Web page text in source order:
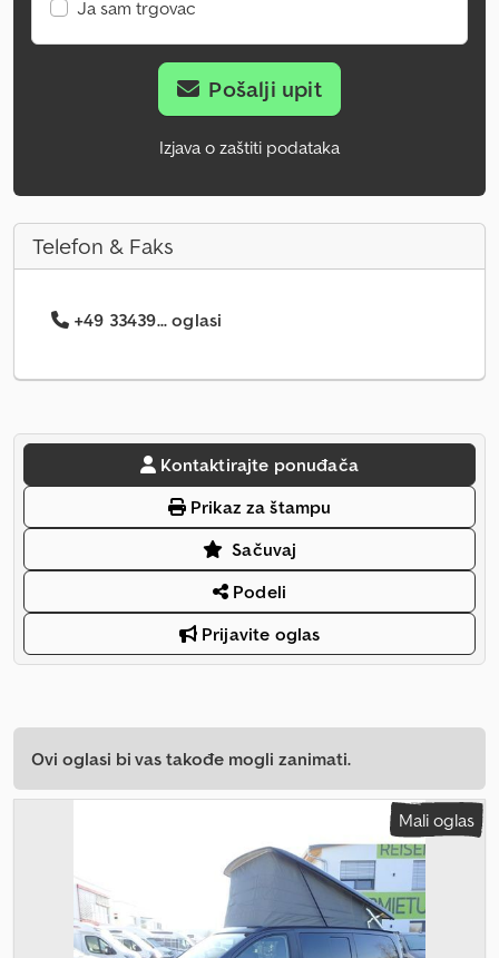
Ja sam trgovac
Pošalji upit
Izjava o zaštiti podataka
Telefon & Faks
+49 33439... oglasi
Kontaktirajte ponuđača
Prikaz za štampu
Sačuvaj
Podeli
Prijavite oglas
Ovi oglasi bi vas takođe mogli zanimati.
Mali oglas